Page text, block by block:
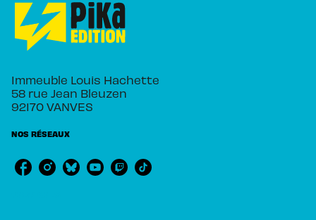
Immeuble Louis Hachette
58 rue Jean Bleuzen
92170 VANVES
NOS RÉSEAUX